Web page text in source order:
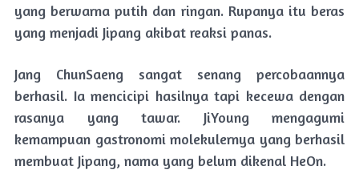
yang berwarna putih dan ringan. Rupanya itu beras
yang menjadi Jipang akibat reaksi panas.
Jang ChunSaeng sangat senang percobaannya
berhasil. Ia mencicipi hasilnya tapi kecewa dengan
rasanya yang tawar. JiYoung mengagumi
kemampuan gastronomi molekulernya yang berhasil
membuat Jipang, nama yang belum dikenal HeOn.